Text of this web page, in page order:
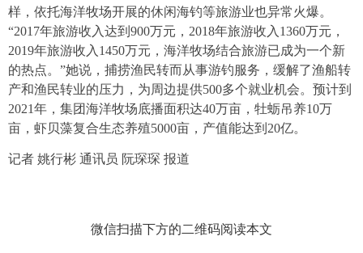
样，依托海洋牧场开展的休闲海钓等旅游业也异常火爆。
“2017年旅游收入达到900万元，2018年旅游收入1360万元，
2019年旅游收入1450万元，海洋牧场结合旅游已成为一个新
的热点。”她说，捕捞渔民转而从事游钓服务，缓解了渔船转
产和渔民转业的压力，为周边提供500多个就业机会。预计到
2021年，集团海洋牧场底播面积达40万亩，牡蛎吊养10万
亩，虾贝藻复合生态养殖5000亩，产值能达到20亿。
记者 姚行彬 通讯员 阮琛琛 报道
微信扫描下方的二维码阅读本文